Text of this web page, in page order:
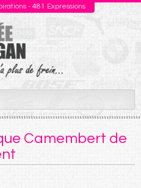
- 481 Expressions
Camembert de